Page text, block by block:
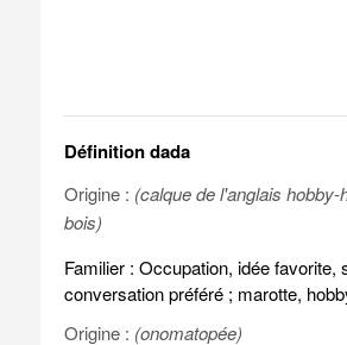
Définition dada
Origine : (calque de l'anglais
bois)
Familier : Occupation, idée favorite,
conversation préféré ; marotte,
Origine : (onomatopée)